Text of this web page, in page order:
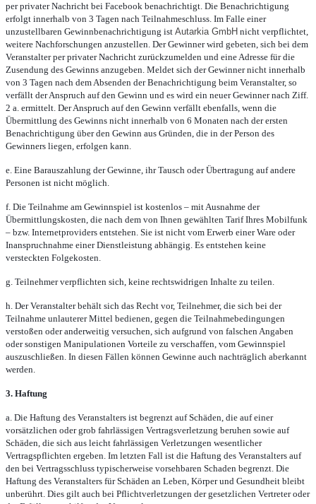
per privater Nachricht bei Facebook benachrichtigt. Die Benachrichtigung
erfolgt innerhalb von 3 Tagen nach Teilnahmeschluss. Im Falle einer
unzustellbaren Gewinnbenachrichtigung ist Autarkia GmbH nicht verpflichtet,
weitere Nachforschungen anzustellen. Der Gewinner wird gebeten, sich bei dem
Veranstalter per privater Nachricht zurückzumelden und eine Adresse für die
Zusendung des Gewinns anzugeben. Meldet sich der Gewinner nicht innerhalb
von 3 Tagen nach dem Absenden der Benachrichtigung beim Veranstalter, so
verfällt der Anspruch auf den Gewinn und es wird ein neuer Gewinner nach Ziff.
2 a. ermittelt. Der Anspruch auf den Gewinn verfällt ebenfalls, wenn die
Übermittlung des Gewinns nicht innerhalb von 6 Monaten nach der ersten
Benachrichtigung über den Gewinn aus Gründen, die in der Person des
Gewinners liegen, erfolgen kann.
e. Eine Barauszahlung der Gewinne, ihr Tausch oder Übertragung auf andere
Personen ist nicht möglich.
f. Die Teilnahme am Gewinnspiel ist kostenlos – mit Ausnahme der
Übermittlungskosten, die nach dem von Ihnen gewählten Tarif Ihres Mobilfunk
– bzw. Internetproviders entstehen. Sie ist nicht vom Erwerb einer Ware oder
Inanspruchnahme einer Dienstleistung abhängig. Es entstehen keine
versteckten Folgekosten.
g. Teilnehmer verpflichten sich, keine rechtswidrigen Inhalte zu teilen.
h. Der Veranstalter behält sich das Recht vor, Teilnehmer, die sich bei der
Teilnahme unlauterer Mittel bedienen, gegen die Teilnahmebedingungen
verstoßen oder anderweitig versuchen, sich aufgrund von falschen Angaben
oder sonstigen Manipulationen Vorteile zu verschaffen, vom Gewinnspiel
auszuschließen. In diesen Fällen können Gewinne auch nachträglich aberkannt
werden.
3. Haftung
a. Die Haftung des Veranstalters ist begrenzt auf Schäden, die auf einer
vorsätzlichen oder grob fahrlässigen Vertragsverletzung beruhen sowie auf
Schäden, die sich aus leicht fahrlässigen Verletzungen wesentlicher
Vertragspflichten ergeben. Im letzten Fall ist die Haftung des Veranstalters auf
den bei Vertragsschluss typischerweise vorsehbaren Schaden begrenzt. Die
Haftung des Veranstalters für Schäden an Leben, Körper und Gesundheit bleibt
unberührt. Dies gilt auch bei Pflichtverletzungen der gesetzlichen Vertreter oder